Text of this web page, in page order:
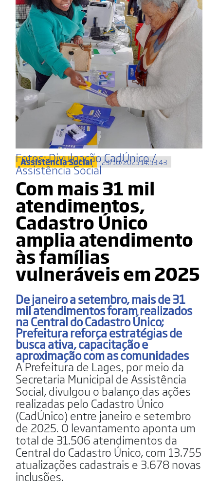
Fotos: Divulgação CadÚnico /
Assistência Social
Assistência Social 23/10/2025 14:53:43
Com mais 31 mil
atendimentos,
Cadastro Único
amplia atendimento
às famílias
vulneráveis em 2025
De janeiro a setembro, mais de 31
mil atendimentos foram realizados
na Central do Cadastro Único;
Prefeitura reforça estratégias de
busca ativa, capacitação e
aproximação com as comunidades
A Prefeitura de Lages, por meio da
Secretaria Municipal de Assistência
Social, divulgou o balanço das ações
realizadas pelo Cadastro Único
(CadÚnico) entre janeiro e setembro
de 2025. O levantamento aponta um
total de 31.506 atendimentos da
Central do Cadastro Único, com 13.755
atualizações cadastrais e 3.678 novas
inclusões.